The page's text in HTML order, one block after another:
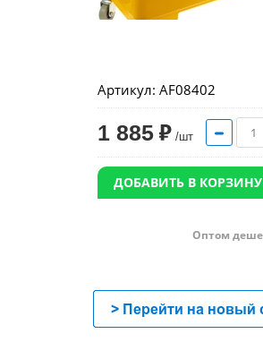
Артикул: AF08402
1 885 /шт
ДОБАВИТЬ В КОРЗИНУ
Оптом